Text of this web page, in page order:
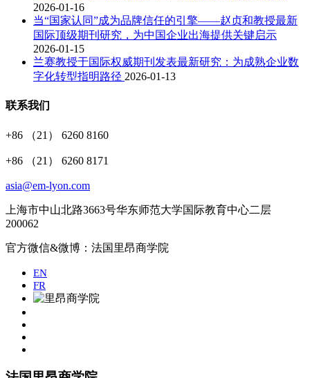
2026-01-16
当“国家认同”成为品牌信任的引擎——赵贞和教授最新
国际顶级期刊研究，为中国企业出海提供关键启示
2026-01-15
兰赛教授于国际权威期刊发表最新研究：为成熟企业数
字化转型指明路径 2026-01-13
联系我们
+86 （21） 6260 8160
+86 （21） 6260 8171
asia@em-lyon.com
上海市中山北路3663号华东师范大学国际教育中心二层
200062
官方微信&微博：法国里昂商学院
EN
FR